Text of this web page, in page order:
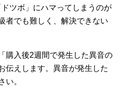
ツボ」にハマってしまうのが
者でも難しく、解決できない
購入後2週間で発生した異音の
伝えします。異音が発生した
い。